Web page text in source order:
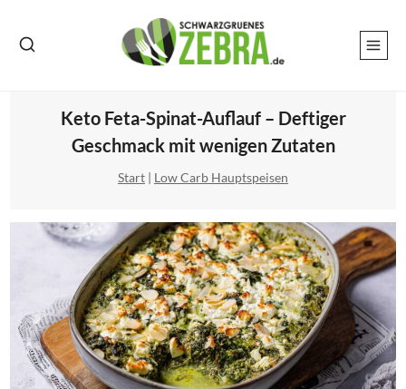
Inhalt
Keto Feta-Spinat-Auflauf – Deftiger
Geschmack mit wenigen Zutaten
Start | Low Carb Hauptspeisen